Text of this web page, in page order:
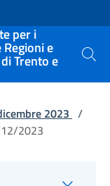
per i
e
Trento e Cerca
2023 /
2023